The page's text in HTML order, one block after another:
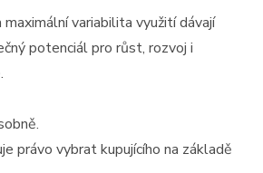
variabilita využití dávají
potenciál pro růst, rozvoj i
právo vybrat kupujícího na základě